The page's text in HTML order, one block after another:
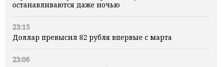
останавливаются даже ночью
23:15
Доллар превысил 82 рубля впервые с марта
23:06